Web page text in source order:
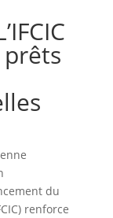
du
renforce